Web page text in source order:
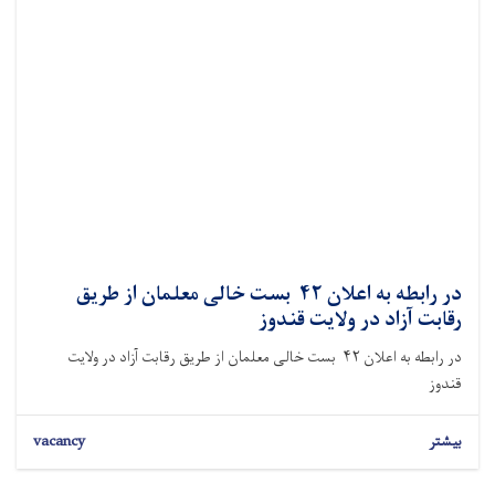
در رابطه به اعلان ۴۲ بست خالی معلمان از طریق
رقابت آزاد در ولایت قندوز
در رابطه به اعلان ۴۲ بست خالی معلمان از طریق رقابت آزاد در ولایت
قندوز
بیشتر vacancy